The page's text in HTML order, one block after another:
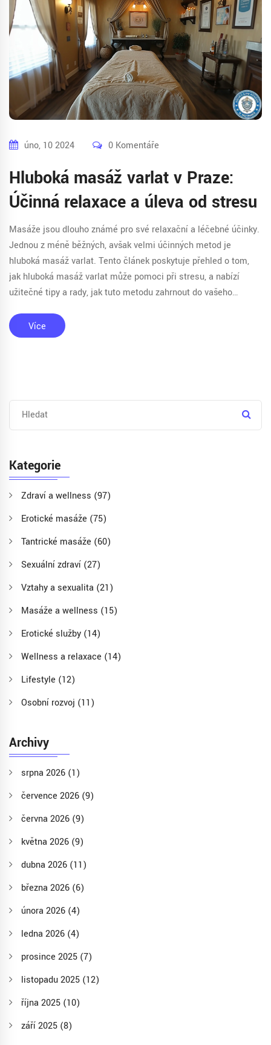
úno, 10 2024 0 Komentáře
Hluboká masáž varlat v Praze:
Účinná relaxace a úleva od stresu
Masáže jsou dlouho známé pro své relaxační a léčebné účinky.
Jednou z méně běžných, avšak velmi účinných metod je
hluboká masáž varlat. Tento článek poskytuje přehled o tom,
jak hluboká masáž varlat může pomoci při stresu, a nabízí
užitečné tipy a rady, jak tuto metodu zahrnout do vašeho
možnostech, jak v Praze najít kvalifikovaného maséra či
masérku, kteří jsou odborníky na tento typ masáže.
Více
Kategorie
Zdraví a wellness (97)
Erotické masáže (75)
Tantrické masáže (60)
Sexuální zdraví (27)
Vztahy a sexualita (21)
Masáže a wellness (15)
Erotické služby (14)
Wellness a relaxace (14)
Lifestyle (12)
Osobní rozvoj (11)
Archivy
srpna 2026 (1)
července 2026 (9)
června 2026 (9)
května 2026 (9)
dubna 2026 (11)
března 2026 (6)
února 2026 (4)
ledna 2026 (4)
prosince 2025 (7)
listopadu 2025 (12)
října 2025 (10)
září 2025 (8)